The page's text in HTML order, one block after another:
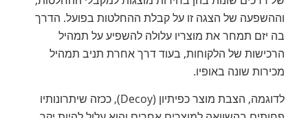
וההשפעה של הצגה זו על קבלת ההחלטות בפועל. הדרך
בה יזם תמחר את מוצריו עלולה להשפיע על תמהיל
הרכישות של הלקוחות, בעוד דרך אחרת תניב תמהיל
מכירות שונה באופיו.
לדוגמה, הצבת מוצר כפיתיון (Decoy), ככזה שיתרונותיו